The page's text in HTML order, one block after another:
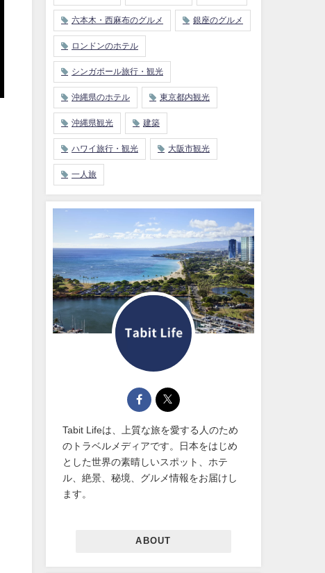
六本木・西麻布のグルメ 銀座のグルメ
ロンドンのホテル
シンガポール旅行・観光
沖縄県のホテル 東京都内観光
沖縄県観光 建築
ハワイ旅行・観光 大阪市観光
一人旅
Tabit Lifeは、上質な旅を愛する人のため
のトラベルメディアです。日本をはじめ
とした世界の素晴しいスポット、ホテ
ル、絶景、秘境、グルメ情報をお届けし
ます。
ABOUT